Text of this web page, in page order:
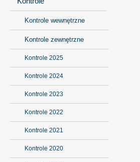
Kontrole wewnętrzne
Kontrole zewnętrzne
Kontrole 2025
Kontrole 2024
Kontrole 2023
Kontrole 2022
Kontrole 2021
Kontrole 2020